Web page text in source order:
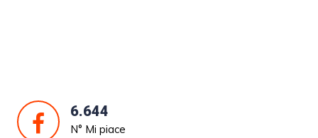
6.644
N° Mi piace